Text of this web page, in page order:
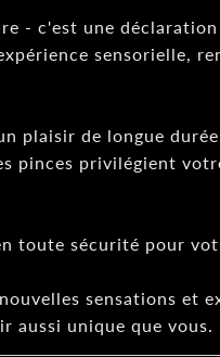
- c'est une
sensorielle,
plaisir de longue
pinces privilégient
toute sécurité pour
sensations et
aussi unique que vous.